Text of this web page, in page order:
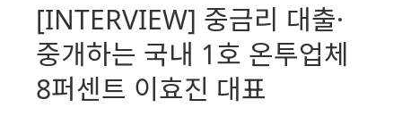
[INTERVIEW] 중금리 대출·
중개하는 국내 1호 온투업체
8퍼센트 이효진 대표